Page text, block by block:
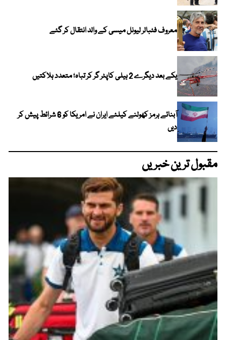
معروف فٹبالر لیونل میسی کے والد انتقال کر گئے
یکے بعد دیگرے 2 ہیلی کاپٹر گر کر تباہ؛ متعدد ہلاکتیں
آبنائے ہرمز کھولنے کیلئے ایران نے امریکا کو 6 شرائط پیش کر
دیں
مقبول ترین خبریں